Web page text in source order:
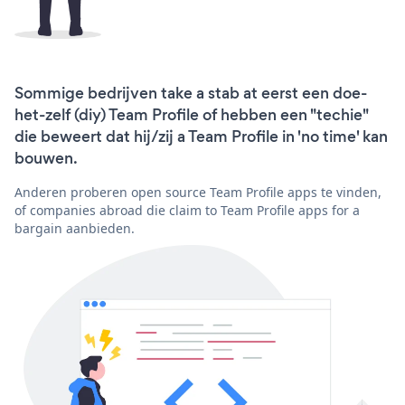
Sommige bedrijven take a stab at eerst een doe-
het-zelf (diy) Team Profile of hebben een "techie"
die beweert dat hij/zij a Team Profile in 'no time' kan
bouwen.
Anderen proberen open source Team Profile apps te vinden,
of companies abroad die claim to Team Profile apps for a
bargain aanbieden.